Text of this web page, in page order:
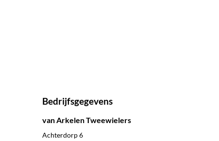
Bedrijfsgegevens
van Arkelen Tweewielers
Achterdorp 6